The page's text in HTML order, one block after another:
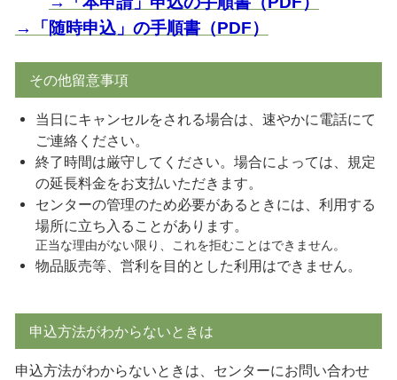
→「随時申込」の手順書（PDF）
その他留意事項
当日にキャンセルをされる場合は、速やかに電話にて
ご連絡ください。
終了時間は厳守してください。場合によっては、規定
の延長料金をお支払いただきます。
センターの管理のため必要があるときには、利用する
場所に立ち入ることがあります。
正当な理由がない限り、これを拒むことはできません。
物品販売等、営利を目的とした利用はできません。
申込方法がわからないときは
申込方法がわからないときは、センターにお問い合わせ